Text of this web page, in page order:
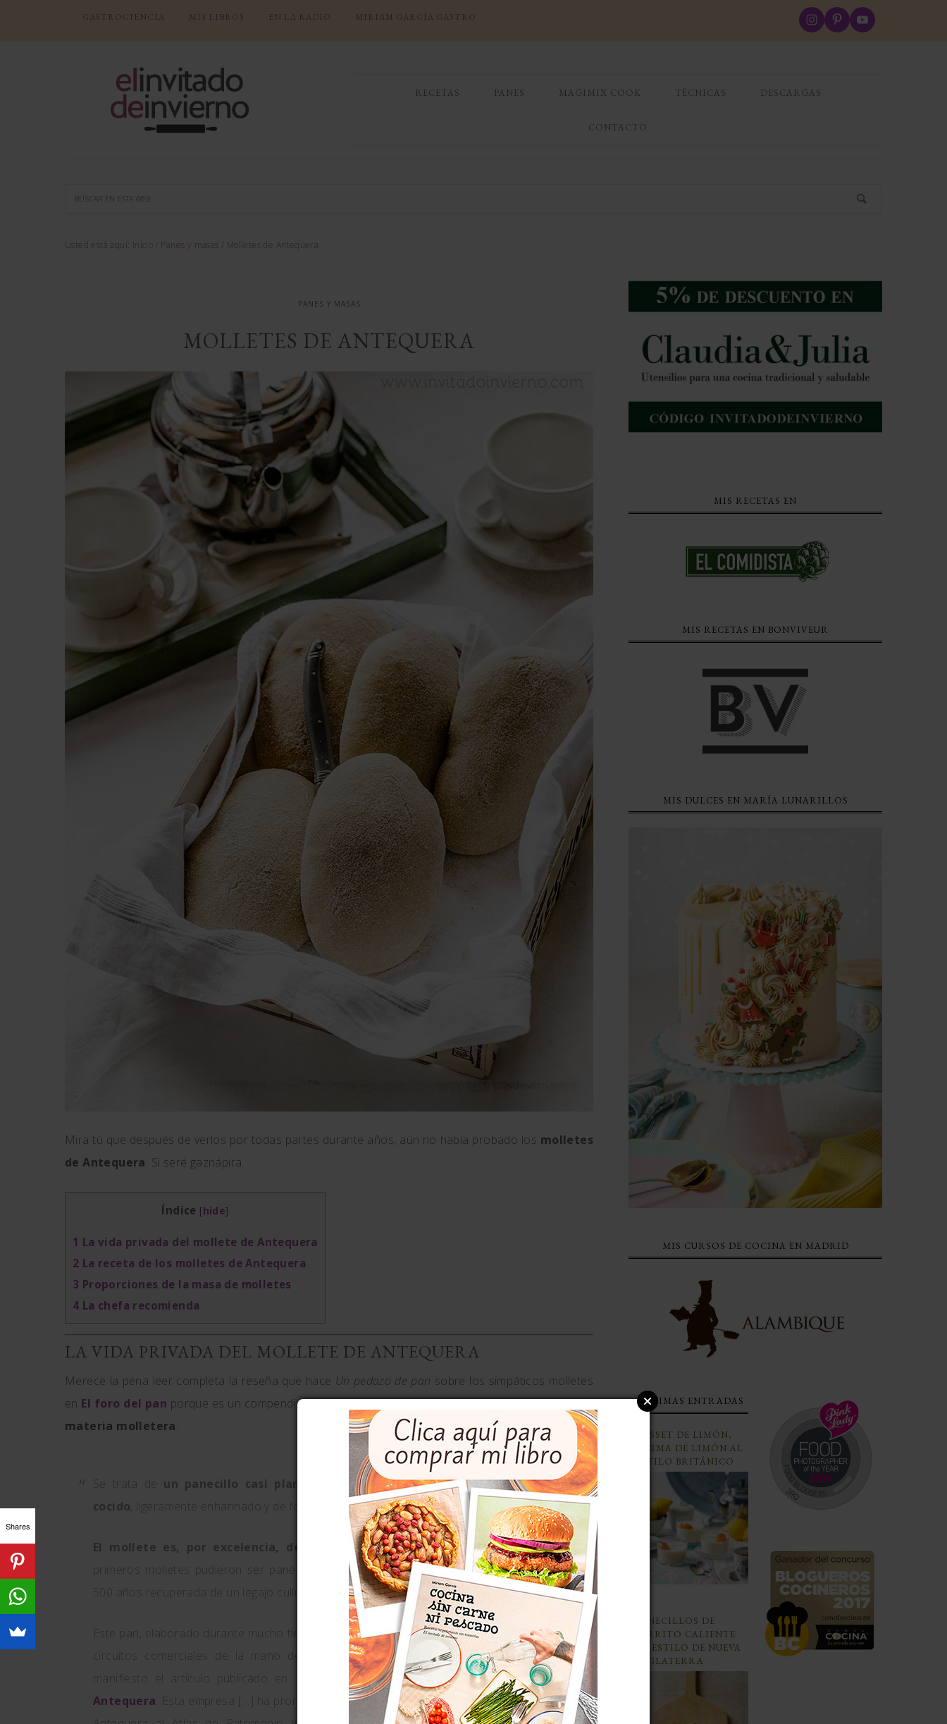
GASTROCIENCIA MIS LIBROS EN LA RADIO MIRIAM GARCÍA GASTRO
RECETAS PANES MAGIMIX COOK TÉCNICAS DESCARGAS
CONTACTO
Usted está aquí: Inicio Panes y masas Molletes de Antequera
PANES Y MASAS
MOLLETES DE ANTEQUERA
Mira tú que después de verlos por todas partes durante años, aún no había probado los molletes
de Antequera. Si seré gaznápira.
Índice [hide]
1 La vida privada del mollete de Antequera
2 La receta de los molletes de Antequera
3 Proporciones de la masa de molletes
4 La chefa recomienda
LA VIDA PRIVADA DEL MOLLETE DE ANTEQUERA
Merece la pena leer completa la reseña que hace Un pedazo de pan sobre los simpáticos molletes
en El foro del pan porque es un compendio de sabiduría; os dejo un extracto paraabundar en la
materia molletera:
Se trata de un panecillo casi plano, de miga blanda y muy esponjosa, poco
cocido , ligeramente enharinado y de forma ovalada o redonda. […]
El mollete es, por excelencia, de Antequera(Málaga). […] Parece ser que los
primeros molletes pudieron ser panecillos dulces, como atestigua una receta de hace
500 años recuperada de un legajo culinario del siglo XVI, […].
Este pan, elaborado durante mucho tiempo de forma artesanal, comenzó a entrar en los
circuitos comerciales de la mano de la industrialización del sector, como pone de
manifiesto el artículo publicado en 1997 sobre la empresa familiarSan Roque de
Antequera . Esta empresa […] ha promovido activamente la incorporación del mollete de
MIS RECETAS EN
MIS RECETAS EN BONVIVEUR
MIS DULCES EN MARÍA LUNARILLOS
MIS CURSOS DE COCINA EN MADRID
ÚLTIMAS ENTRADAS
POSSET DE LIMÓN,
CREMA DE LIMÓN AL
ESTILO BRITÁNICO
PANECILLOS DE
PERRITO CALIENTE
AL ESTILO DE NUEVA
INGLATERRA
Shares